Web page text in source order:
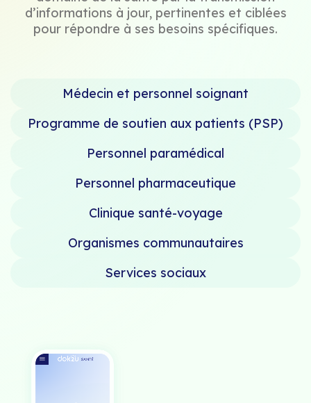
d’informations à jour, pertinentes et ciblées
pour répondre à ses besoins spécifiques.
Médecin et personnel soignant
Programme de soutien aux patients (PSP)
Personnel paramédical
Personnel pharmaceutique
Clinique santé-voyage
Organismes communautaires
Services sociaux